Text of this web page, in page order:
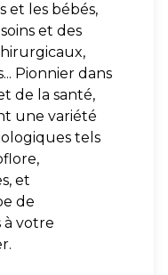
et les bébés,
et des
Pionnier dans
de la santé,
une variété
tels
et
de
à votre